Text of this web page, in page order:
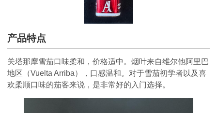
产品特点
关塔那摩雪茄口味柔和，价格适中。烟叶来自维尔他阿里巴
地区（Vuelta Arriba），口感温和。对于雪茄初学者以及喜
欢柔顺口味的茄客来说，是非常好的入门选择。